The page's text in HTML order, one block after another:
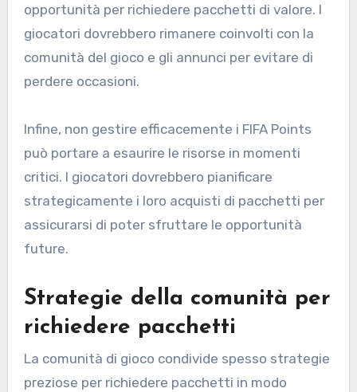
opportunità per richiedere pacchetti di valore. I
giocatori dovrebbero rimanere coinvolti con la
comunità del gioco e gli annunci per evitare di
perdere occasioni.
Infine, non gestire efficacemente i FIFA Points
può portare a esaurire le risorse in momenti
critici. I giocatori dovrebbero pianificare
strategicamente i loro acquisti di pacchetti per
assicurarsi di poter sfruttare le opportunità
future.
Strategie della comunità per
richiedere pacchetti
La comunità di gioco condivide spesso strategie
preziose per richiedere pacchetti in modo